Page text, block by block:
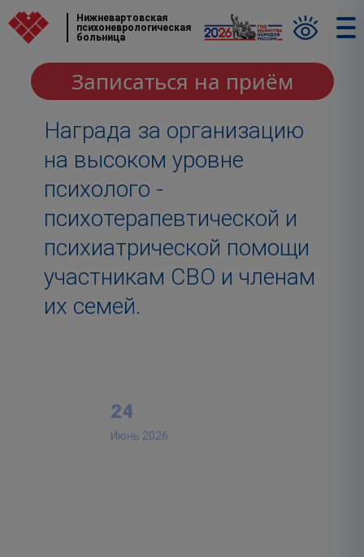
Нижневартовская
психоневрологическая
больница
Записаться на приём
Награда за организацию
на высоком уровне
психолого -
психотерапевтической и
психиатрической помощи
участникам СВО и членам
их семей.
24
Июнь 2026